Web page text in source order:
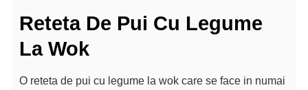
Reteta De Pui Cu Legume
La Wok
O reteta de pui cu legume la wok care se face in numai